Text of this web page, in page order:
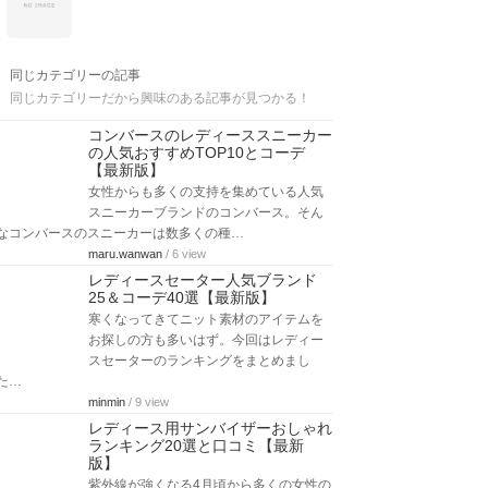
同じカテゴリーの記事
同じカテゴリーだから興味のある記事が見つかる！
コンバースのレディーススニーカー
の人気おすすめTOP10とコーデ
【最新版】
女性からも多くの支持を集めている人気
スニーカーブランドのコンバース。そん
コンバースのスニーカーは数多くの種…
maru.wanwan / 6 view
レディースセーター人気ブランド
25＆コーデ40選【最新版】
寒くなってきてニット素材のアイテムを
お探しの方も多いはず。今回はレディー
スセーターのランキングをまとめまし
…
minmin / 9 view
レディース用サンバイザーおしゃれ
ランキング20選と口コミ【最新
版】
紫外線が強くなる4月頃から多くの女性の